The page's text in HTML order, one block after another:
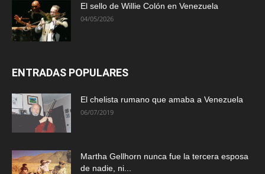
El sello de Willie Colón en Venezuela
04/05/2026
ENTRADAS POPULARES
El chelista rumano que amaba a Venezuela
06/07/2019
Martha Gellhorn nunca fue la tercera esposa
de nadie, ni...